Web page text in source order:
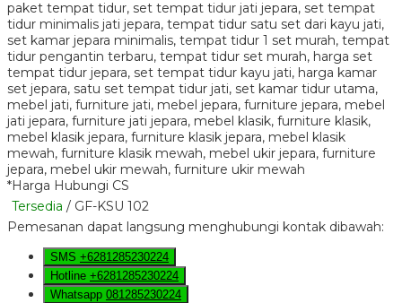
*Harga Hubungi CS
Tersedia / GF-KSU 102
Pemesanan dapat langsung menghubungi kontak dibawah:
SMS +6281285230224
Hotline +6281285230224
Whatsapp 081285230224